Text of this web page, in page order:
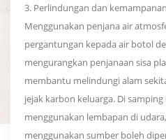
3. Perlindungan dan
Menggunakan penjana air
pergantungan kepada air botol
mengurangkan penjanaan sisa
membantu melindungi alam
jejak karbon keluarga. Di
menggunakan lembapan di
menggunakan sumber boleh